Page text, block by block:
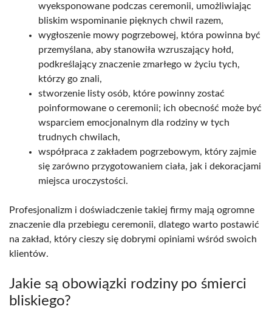
wyeksponowane podczas ceremonii, umożliwiając
bliskim wspominanie pięknych chwil razem,
wygłoszenie mowy pogrzebowej, która powinna być
przemyślana, aby stanowiła wzruszający hołd,
podkreślający znaczenie zmarłego w życiu tych,
którzy go znali,
stworzenie listy osób, które powinny zostać
poinformowane o ceremonii; ich obecność może być
wsparciem emocjonalnym dla rodziny w tych
trudnych chwilach,
współpraca z zakładem pogrzebowym, który zajmie
się zarówno przygotowaniem ciała, jak i dekoracjami
miejsca uroczystości.
Profesjonalizm i doświadczenie takiej firmy mają ogromne
znaczenie dla przebiegu ceremonii, dlatego warto postawić
na zakład, który cieszy się dobrymi opiniami wśród swoich
klientów.
Jakie są obowiązki rodziny po śmierci
bliskiego?